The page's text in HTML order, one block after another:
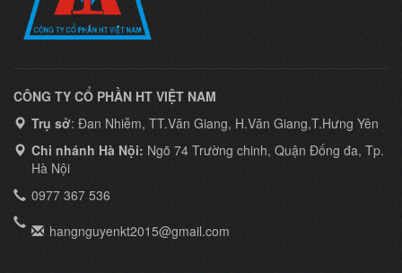
CÔNG TY CỔ PHẦN HT VIỆT NAM
Trụ sở: Đan Nhiễm, TT.Văn Giang, H.Văn Giang,T.Hưng Yên
Chi nhánh Hà Nội: Ngõ 74 Trường chinh, Quận Đống đa, Tp.
Hà Nội
0977 367 536
hangnguyenkt2015@gmail.com